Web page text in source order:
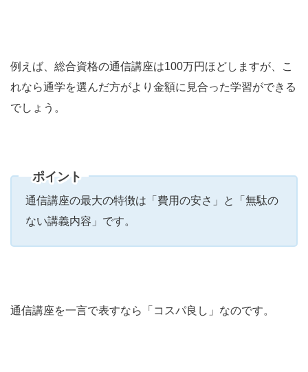
例えば、総合資格の通信講座は100万円ほどしますが、こ
れなら通学を選んだ方がより金額に見合った学習ができる
でしょう。
ポイント
通信講座の最大の特徴は「費用の安さ」と「無駄の
ない講義内容」です。
通信講座を一言で表すなら「コスパ良し」なのです。